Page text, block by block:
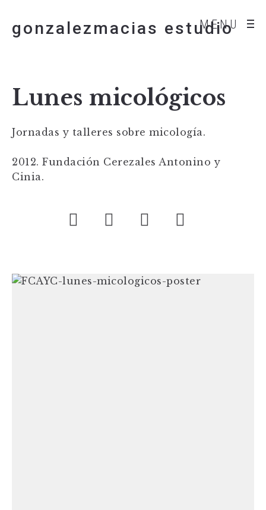
MENU
gonzalezmacias estudio
Lunes micológicos
Jornadas y talleres sobre micología.
2012. Fundación Cerezales Antonino y
Cinia.